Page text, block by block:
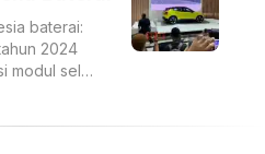
baterai:
2024
modul sel
Volvo